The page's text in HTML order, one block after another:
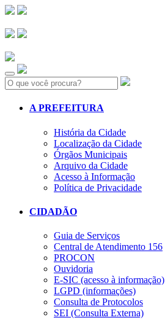
Search:
A PREFEITURA
História da Cidade
Localização da Cidade
Órgãos Municipais
Arquivo da Cidade
Acesso à Informação
Política de Privacidade
CIDADÃO
Guia de Serviços
Central de Atendimento 156
PROCON
Ouvidoria
E-SIC (acesso à informação)
LGPD (informações)
Consulta de Protocolos
SEI (Consulta Externa)